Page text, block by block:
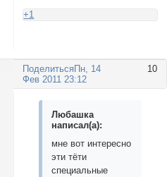
+1
Поделиться 10
Пн, 14
Фев 2011 23:12
Любашка
написал(а):
мне вот интересно
эти тёти
специальные